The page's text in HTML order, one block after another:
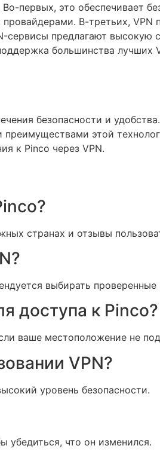
первых, это обеспечивает
В-третьих, VPN
предлагают высокую
большинства лучших
безопасности и
этой
к Pinco через VPN.
странах и отзывы
выбирать проверенные
доступа к Pinco?
ваше местоположение не
VPN?
уровень безопасности.
убедиться, что он изменился.